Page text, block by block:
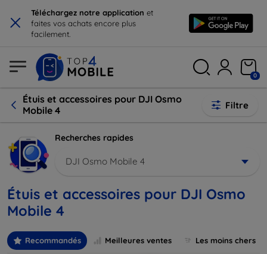
× Téléchargez notre application et
faites vos achats encore plus
facilement.
0
Étuis et accessoires pour DJI Osmo
Mobile 4
Filtre
Recherches rapides
DJI Osmo Mobile 4
Étuis et accessoires pour DJI Osmo
Mobile 4
Recommandés Meilleures ventes Les moins chers